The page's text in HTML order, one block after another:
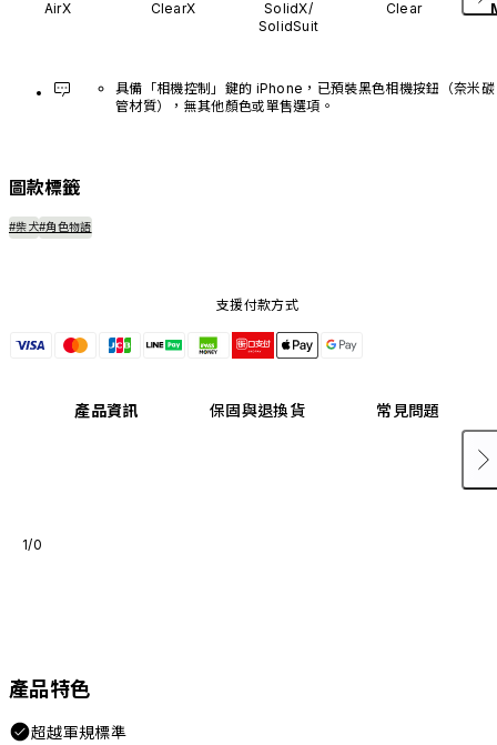
AirX ClearX
SolidX/
SolidSuit
Clear
具備「相機控制」鍵的 iPhone，已預裝黑色相機按鈕（奈米碳
管材質），無其他顏色或單售選項。
圖款標籤
#柴犬#角色物語
支援付款方式
產品資訊 保固與退換貨 常見問題
1/0
產品特色
超越軍規標準